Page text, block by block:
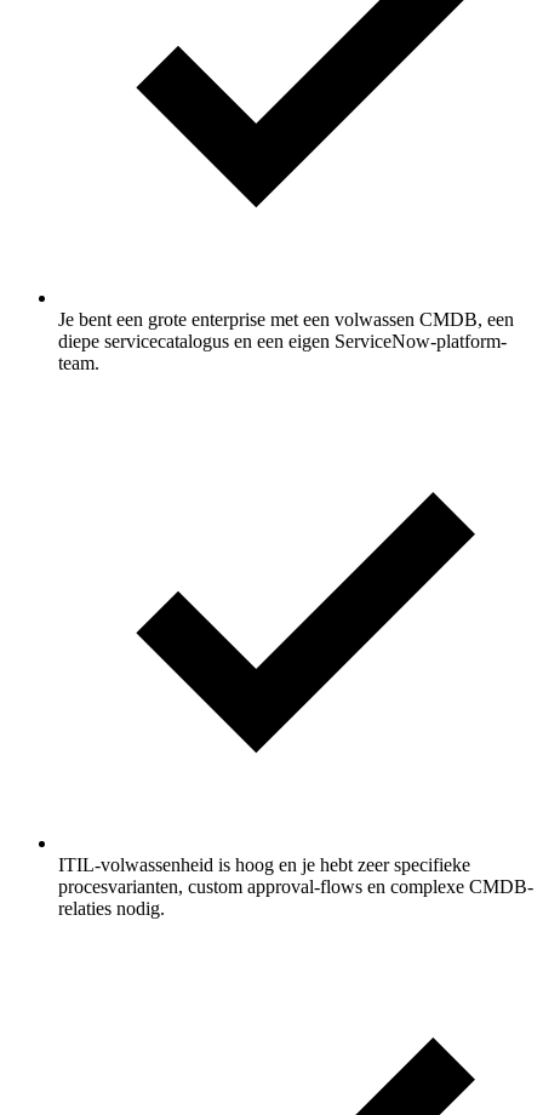
Je bent een grote enterprise met een volwassen CMDB, een
diepe servicecatalogus en een eigen ServiceNow-platform-
team.
ITIL-volwassenheid is hoog en je hebt zeer specifieke
procesvarianten, custom approval-flows en complexe CMDB-
relaties nodig.